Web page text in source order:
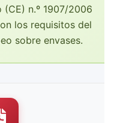
(CE) n.º 1907/2006
los requisitos del
sobre envases.